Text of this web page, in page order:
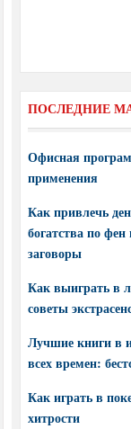
ПОСЛЕДНИЕ
Офисная
применения
Как привлечь
богатства по
заговоры
Как выиграть в
советы
Лучшие книги в
всех времен:
Как играть в
хитрости